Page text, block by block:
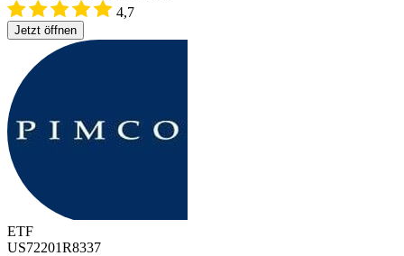
4,7
Jetzt öffnen
ETF
US72201R8337